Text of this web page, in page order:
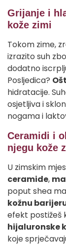
Grijanje i
kože zimi
Tokom zime,
izrazito suh
dodatno
Posljedica?
hidratacije.
osjetljiva i
nogama i
Ceramidi i
njegu kože
U zimskim
ceramide,
poput shea
kožnu
efekt postižeš
hijaluronske
koje